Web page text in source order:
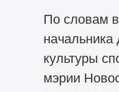
По словам
начальника
культуры
мэрии